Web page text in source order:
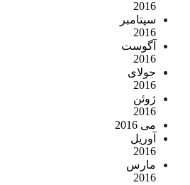
2016
سپتامبر
2016
آگوست
2016
جولای
2016
ژوئن
2016
می 2016
آوریل
2016
مارس
2016